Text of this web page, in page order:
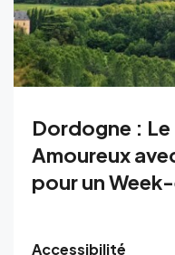
Dordogne : Le
Amoureux
pour un
Accessibilité